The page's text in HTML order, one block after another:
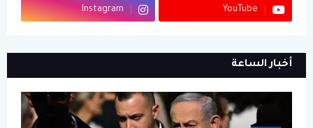
YouTube
Instagram
أخبار الساعة